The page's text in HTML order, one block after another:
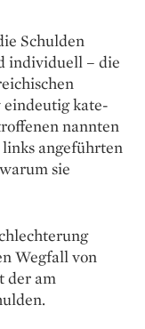
Schulden
individuell – die
eindeutig kate­
nannten
links angeführten
sie
Wegfall von
der am